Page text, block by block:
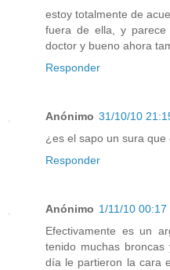
estoy totalmente de
fuera de ella, y
doctor y bueno ahora
Responder
Anónimo 31/10/10
¿es el sapo un sura
Responder
Anónimo 1/11/10 00:17
Efectivamente es un
tenido muchas
día le partieron la cara